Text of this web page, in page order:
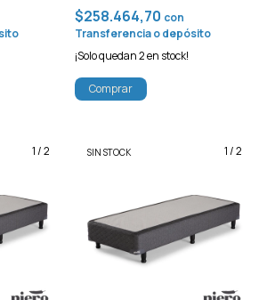
$258.464,70 con
Transferencia o depósito
¡Solo quedan2en stock!
Comprar
1/2 1/2
SIN STOCK